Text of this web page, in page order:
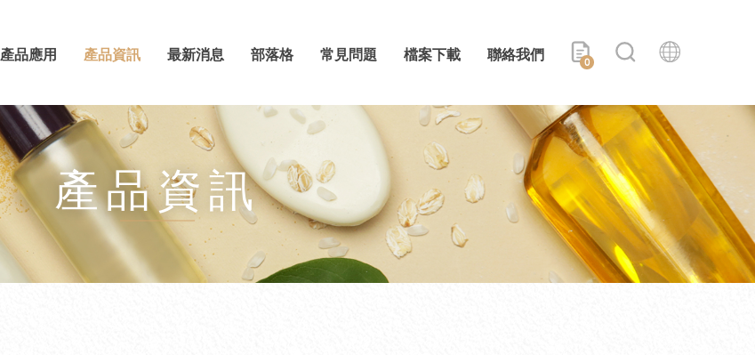
產品應用 產品資訊 最新消息 部落格 常見問題 檔案下載 聯絡我們 0
產品資訊